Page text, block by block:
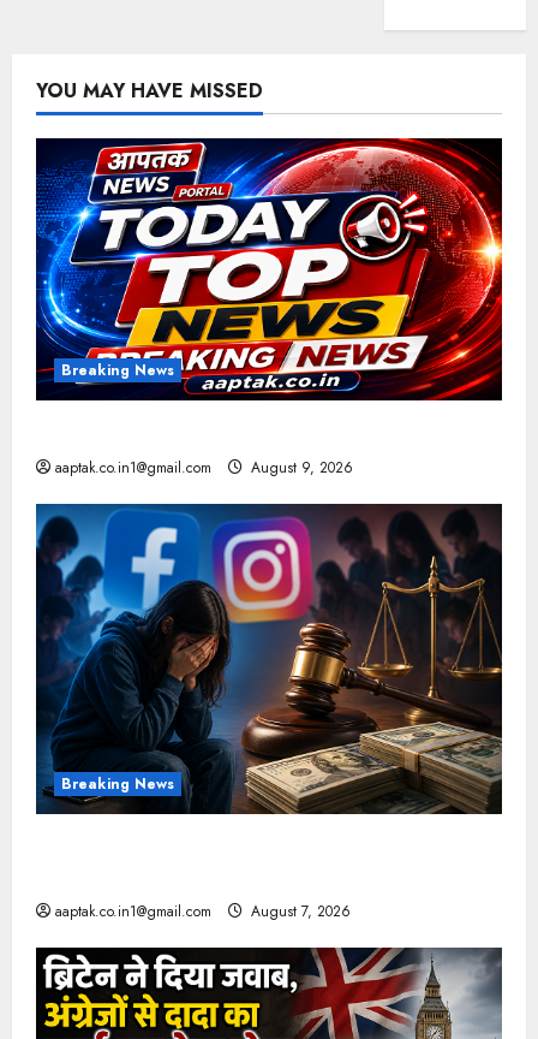
YOU MAY HAVE MISSED
Breaking News
aaptak.co.in1@gmail.com August 9, 2026
Breaking News
aaptak.co.in1@gmail.com August 7, 2026